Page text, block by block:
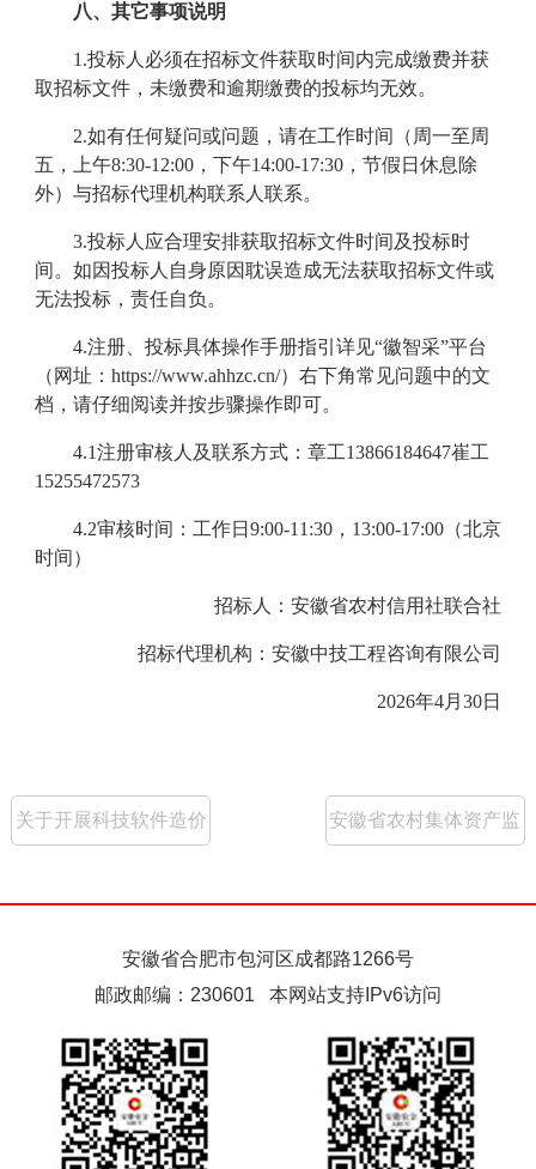
八、 其它事项说明
1.投标人必须在招标文件获取时间内完成缴费并获
取招标文件，未缴费和逾期缴费的投标均无效。
2.如有任何疑问或问题，请在工作时间（周一至周
五，上午8:30-12:00，下午14:00-17:30，节假日休息除
外）与招标代理机构联系人联系。
3.投标人应合理安排获取招标文件时间及投标时
间。如因投标人自身原因耽误造成无法获取招标文件或
无法投标，责任自负。
4.注册、投标具体操作手册指引详见“徽智采”平台
（网址：https://www.ahhzc.cn/）右下角常见问题中的文
档，请仔细阅读并按步骤操作即可。
4.1注册审核人及联系方式：章工13866184647崔工
15255472573
4.2审核时间：工作日9:00-11:30，13:00-17:00（北京
时间）
招标 人：安徽省农村信用社联合社
招标代理机构：安徽中技工程咨询有限公司
2026年4月30日
关于开展科技软件造价 安徽省农村集体资产监
安徽省合肥市包河区成都路1266号
邮政邮编：230601 本网站支持IPv6访问